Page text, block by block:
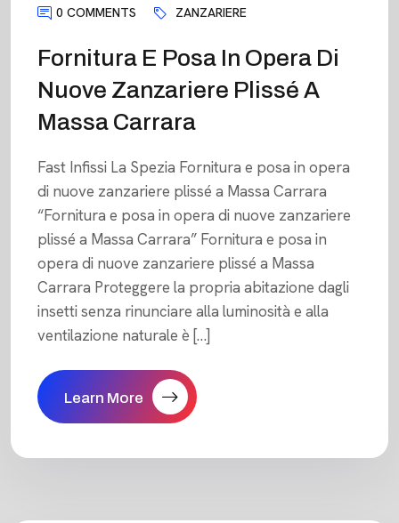
0 COMMENTS ZANZARIERE
Fornitura E Posa In Opera Di
Nuove Zanzariere Plissé A
Massa Carrara
Fast Infissi La Spezia Fornitura e posa in opera
di nuove zanzariere plissé a Massa Carrara
“Fornitura e posa in opera di nuove zanzariere
plissé a Massa Carrara” Fornitura e posa in
opera di nuove zanzariere plissé a Massa
Carrara Proteggere la propria abitazione dagli
insetti senza rinunciare alla luminosità e alla
ventilazione naturale è […]
Learn More